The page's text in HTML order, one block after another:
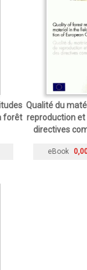
forêt
Qualité du
reproduction et
directives
eBook